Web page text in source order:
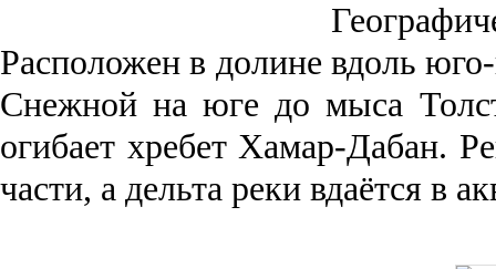
Рас­положен в долине вдоль
Снежной на юге до мыса
огибает хребет Хамар-Дабан.
части, а дельта реки вда­ётся в